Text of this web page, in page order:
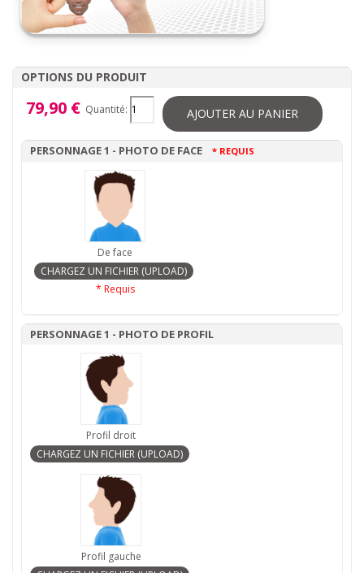
OPTIONS DU PRODUIT
79,90 € Quantité: AJOUTER AU PANIER
PERSONNAGE 1 - PHOTO DE FACE * REQUIS
De face
* Requis
PERSONNAGE 1 - PHOTO DE PROFIL
Profil droit
Profil gauche